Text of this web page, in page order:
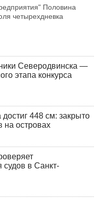
Половина
четырехдневка
Северодвинска —
этапа конкурса
448 см: закрыто
на островах
судов в Санкт-